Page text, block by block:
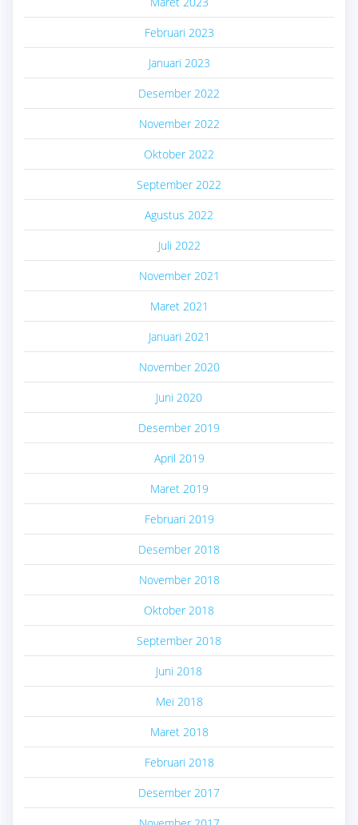
Februari 2023
Januari 2023
Desember 2022
November 2022
Oktober 2022
September 2022
Agustus 2022
Juli 2022
November 2021
Maret 2021
Januari 2021
November 2020
Juni 2020
Desember 2019
April 2019
Maret 2019
Februari 2019
Desember 2018
November 2018
Oktober 2018
September 2018
Juni 2018
Mei 2018
Maret 2018
Februari 2018
Desember 2017